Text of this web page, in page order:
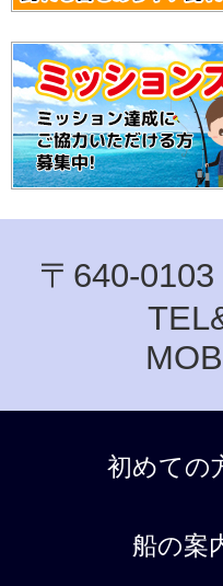
〒640-
初めての
船の案